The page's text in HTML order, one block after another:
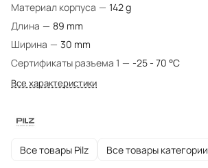
Материал корпуса — 142 g
Длина — 89 mm
Ширина — 30 mm
Сертификаты разъема 1 — -25 - 70 °C
Все характеристики
Все товары Pilz Все товары категории